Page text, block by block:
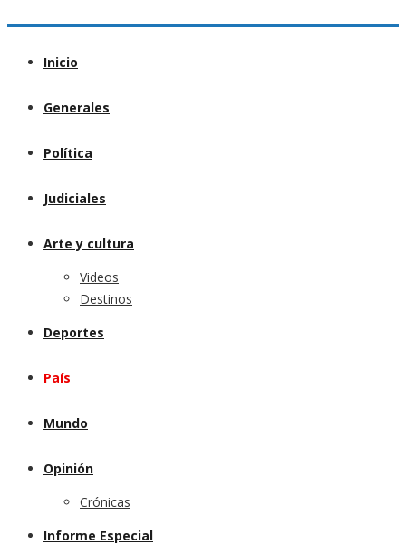
Inicio
Generales
Política
Judiciales
Arte y cultura
Videos
Destinos
Deportes
País
Mundo
Opinión
Crónicas
Informe Especial